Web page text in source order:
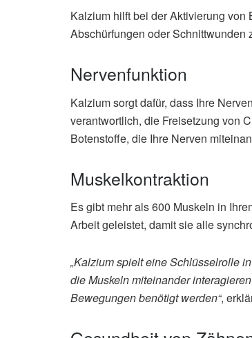
Kalzium hilft bei der Aktivierung
Abschürfungen oder Schnittwunden
Nervenfunktion
Kalzium sorgt dafür, dass Ihre
verantwortlich, die Freisetzung von
Botenstoffe, die Ihre Nerven
Muskelkontraktion
Es gibt mehr als 600 Muskeln in
Arbeit geleistet, damit sie alle
„Kalzium spielt eine Schlüsselrolle
die Muskeln miteinander
Bewegungen benötigt werden“,